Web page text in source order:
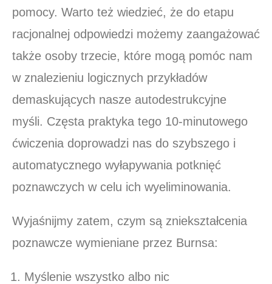
pomocy. Warto też wiedzieć, że do etapu
racjonalnej odpowiedzi możemy zaangażować
także osoby trzecie, które mogą pomóc nam
w znalezieniu logicznych przykładów
demaskujących nasze autodestrukcyjne
myśli. Częsta praktyka tego 10-minutowego
ćwiczenia doprowadzi nas do szybszego i
automatycznego wyłapywania potknięć
poznawczych w celu ich wyeliminowania.
Wyjaśnijmy zatem, czym są zniekształcenia
poznawcze wymieniane przez Burnsa:
Myślenie wszystko albo nic